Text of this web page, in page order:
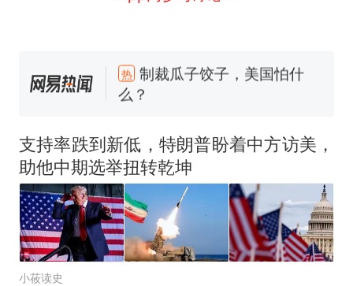
热 制裁瓜子饺子，美国怕什
么？
号，仅凭视频评出？中国烹饪
协会回应
男子上山采菌偶然发现鸡枞菌
窝，原地守1天等它长大：挖了
140多朵
美国渔民钓获鲨鱼徒手将其拽
回大海 目击者直呼震惊 （视频
来源：参考消息）
笔试第一被第二名传话劝弃考
官方通报
支持率跌到新低，特朗普盼着中方访美，
助他中期选举扭转乾坤
小莜读史